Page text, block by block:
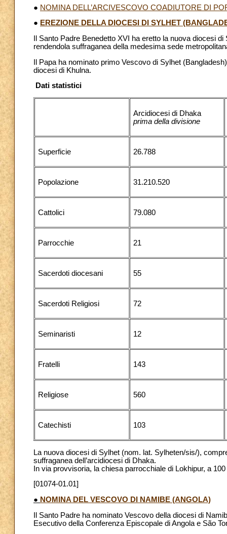
● NOMINA DELL’ARCIVESCOVO COADIUTORE DI
● EREZIONE DELLA DIOCESI DI SYLHET
Il Santo Padre Benedetto XVI ha eretto la nuova diocesi
rendendola suffraganea della medesima sede
Il Papa ha nominato primo Vescovo di Sylhet
diocesi di Khulna.
Dati statistici
Arcidiocesi di Dhaka
prima della divisione
Superficie 26.788
Popolazione 31.210.520
Cattolici 79.080
Parrocchie 21
Sacerdoti diocesani 55
Sacerdoti Religiosi 72
Seminaristi 12
Fratelli 143
Religiose 560
Catechisti 103
La nuova diocesi di Sylhet (nom. lat. Sylheten/sis/),
suffraganea dell’arcidiocesi di Dhaka.
In via provvisoria, la chiesa parrocchiale di Lokhipur, a
[01074-01.01]
● NOMINA DEL VESCOVO DI NAMIBE (ANGOLA)
Il Santo Padre ha nominato Vescovo della diocesi di
Esecutivo della Conferenza Episcopale di Angola e São